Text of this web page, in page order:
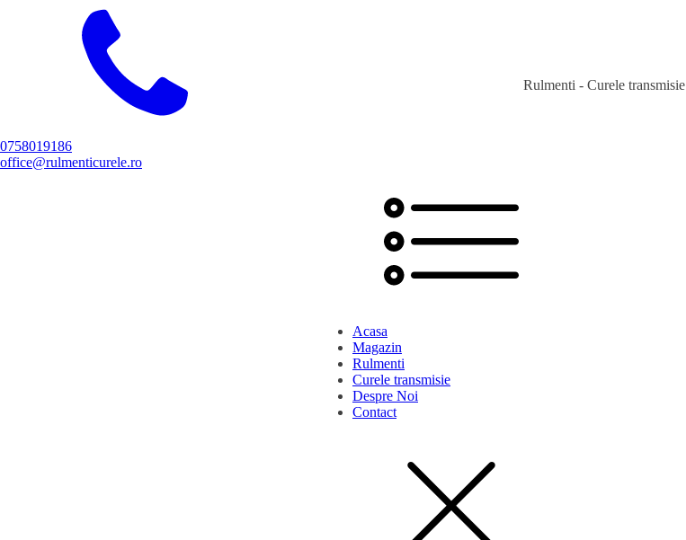
0758019186
office@rulmenticurele.ro
Rulmenti - Curele transmisie
Acasa
Magazin
Rulmenti
Curele transmisie
Despre Noi
Contact